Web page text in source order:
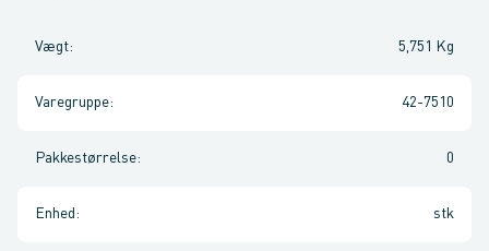
Vægt: 5,751 Kg
Varegruppe: 42-7510
Pakkestørrelse: 0
Enhed : stk